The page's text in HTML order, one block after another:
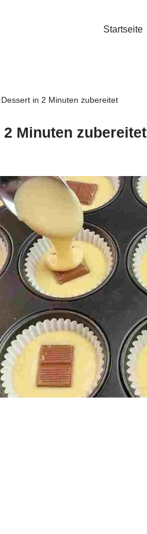
Startseite
Dessert in 2 Minuten zubereitet
Minuten zubereitet